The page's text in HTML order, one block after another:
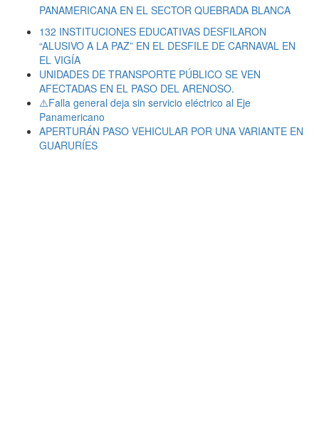
PANAMERICANA EN EL SECTOR QUEBRADA BLANCA
132 INSTITUCIONES EDUCATIVAS DESFILARON
“ALUSIVO A LA PAZ” EN EL DESFILE DE CARNAVAL EN
EL VIGÍA
UNIDADES DE TRANSPORTE PÚBLICO SE VEN
AFECTADAS EN EL PASO DEL ARENOSO.
⚠️Falla general deja sin servicio eléctrico al Eje
Panamericano
APERTURÁN PASO VEHICULAR POR UNA VARIANTE EN
GUARURÍES